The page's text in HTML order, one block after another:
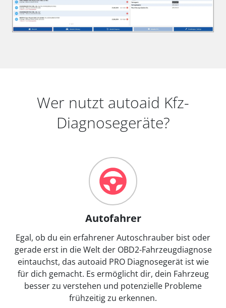
Wer nutzt autoaid Kfz-
Diagnosegeräte?
Autofahrer
Egal, ob du ein erfahrener Autoschrauber bist oder
gerade erst in die Welt der OBD2-Fahrzeugdiagnose
eintauchst, das autoaid PRO Diagnosegerät ist wie
für dich gemacht. Es ermöglicht dir, dein Fahrzeug
besser zu verstehen und potenzielle Probleme
frühzeitig zu erkennen.